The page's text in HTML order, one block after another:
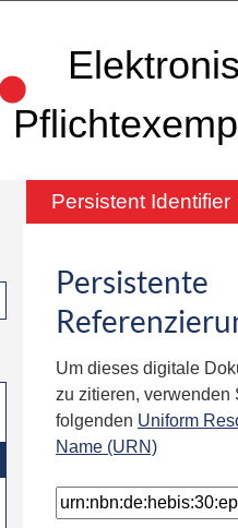
Persistent Identifier
Persistente
Um dieses digitale
zu zitieren, verwenden
folgenden Uniform
Name (URN)